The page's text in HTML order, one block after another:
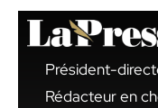
Président-
Rédacteur en